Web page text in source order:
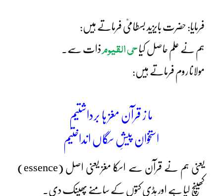
فرمایا: حضرت بایزید بسطامیؒ فرماتے ہیں:
ہم نے علم حاصل کیا حی القیومذات سے۔
مولانا روم فرماتے ہیں:
ما ز قرآن مغز ہا برداشتیم
استخوان پیشِ سگاں انداختیم
یعنی ہم نے قرآن سے اسکا مغز یعنی اصل (essence)
کھینچ لیا ہے اور ہڈی کتوں کے سامنے پھینک دی۔